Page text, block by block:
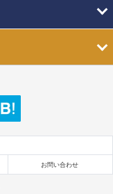
お問い合わせ